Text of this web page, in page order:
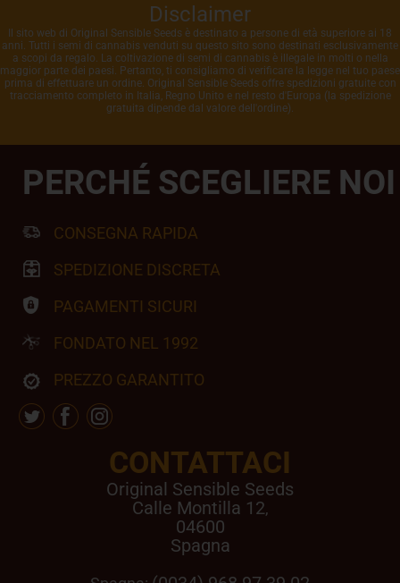
Disclaimer
Il sito web di Original Sensible Seeds è destinato a persone di età superiore ai 18
anni. Tutti i semi di cannabis venduti su questo sito sono destinati esclusivamente
a scopi da regalo. La coltivazione di semi di cannabis è illegale in molti o nella
maggior parte dei paesi. Pertanto, ti consigliamo di verificare la legge nel tuo paese
prima di effettuare un ordine. Original Sensible Seeds offre spedizioni gratuite con
tracciamento completo in Italia, Regno Unito e nel resto d'Europa (la spedizione
gratuita dipende dal valore dell'ordine).
CONTATTACI
Original Sensible Seeds
Calle Montilla 12,
04600
Spagna
PERCHÉ SCEGLIERE NOI
CONSEGNA RAPIDA
SPEDIZIONE DISCRETA
PAGAMENTI SICURI
FONDATO NEL 1992
PREZZO GARANTITO